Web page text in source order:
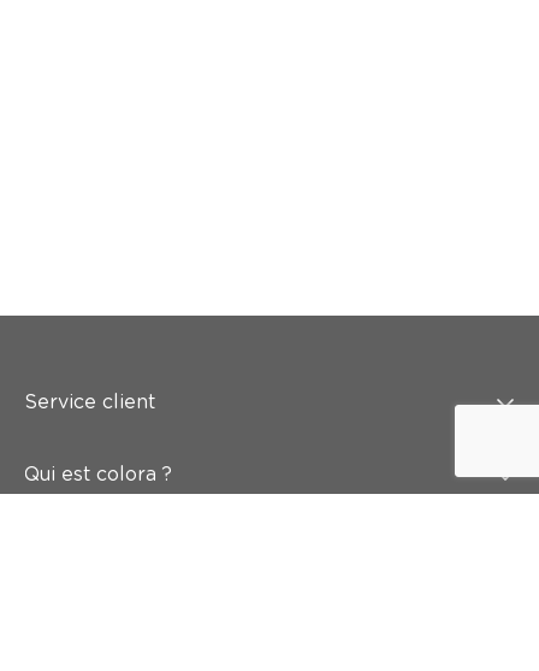
Service client
Qui est colora ?